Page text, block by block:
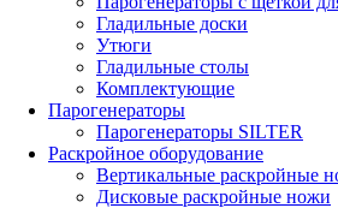
Гладильные доски
Утюги
Гладильные столы
Комплектующие
Парогенераторы
Парогенераторы SILTER
Раскройное оборудование
Вертикальные раскройные
Дисковые раскройные ножи